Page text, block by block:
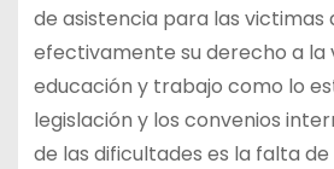
de asistencia para las victimas
efectivamente su derecho a la
educación y trabajo como lo
legislación y los convenios
de las dificultades es la falta